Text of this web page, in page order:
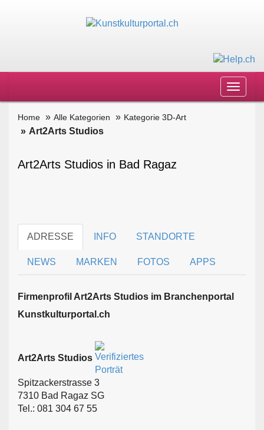
Toggle
Home Alle Kategorien Kategorie 3D-Art
Art2Arts Studios
Art2Arts Studios in Bad Ragaz
ADRESSE INFO STANDORTE
NEWS MARKEN FOTOS APPS
Firmen­profil Art2Arts Studios im Branchen­portal
Kunstkulturportal.ch
Art2Arts Studios
Spitzackerstrasse 3
7310 Bad Ragaz SG
Tel.: 081 304 67 55